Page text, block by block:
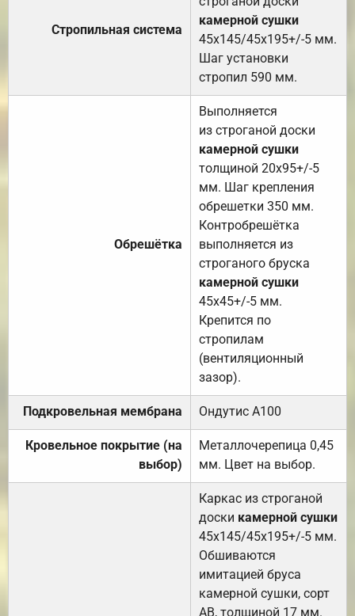
Стропильная система
камерной сушки
45х145/45х195+/-5 мм.
Шаг установки
стропил 590 мм.
Обрешётка
Выполняется
из строганой доски
камерной сушки
толщиной 20х95+/-5
мм. Шаг крепления
обрешетки 350 мм.
Контробрешётка
выполняется из
строганого бруска
камерной сушки
45х45+/-5 мм.
Крепится по
стропилам
(вентиляционный
зазор).
Подкровельная мембрана Ондутис А100
Кровельное покрытие (на
выбор)
Металлочерепица 0,45
мм. Цвет на выбор.
Каркас из строганой
доски камерной сушки
45х145/45х195+/-5 мм.
Обшиваются
имитацией бруса
камерной сушки, сорт
АВ, толщиной 17 мм.